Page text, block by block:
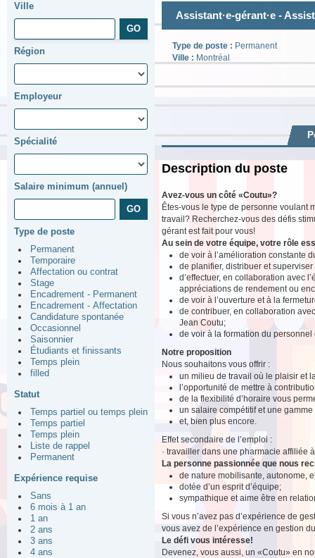
Ville
Région
Employeur
Spécialité
Salaire minimum (annuel)
Type de poste
Permanent
Temporaire
Affectation ou contrat
Stage
Encadrement - Permanent
Encadrement - Affectation
Candidature spontanée
Occasionnel
Saisonnier
Étudiants et finissants
Temps plein
filled
Statut
Temps partiel ou temps plein
Temps partiel
Temps plein
Liste de rappel
Permanent
Expérience requise
Sans
6 mois à 1 an
1 an
2 ans
3 ans
4 ans
Assistant·e-gérant·e -
Type de poste : Permanent
Ville : Montréal
Description du poste
Avez-vous un côté «Coutu»?
Êtes-vous le type de personne voulant
travail? Recherchez-vous des défis
gérant est fait pour vous!
Au sein de votre équipe, votre rôle
de voir à l’amélioration constante
de planifier, distribuer et
d’effectuer, en collaboration avec
appréciations de rendement ou
de voir à l’ouverture et à la
de contribuer, en collaboration
Jean Coutu;
de voir à la formation du
Notre proposition
Nous souhaitons vous offrir :
un milieu de travail où le plaisir et
l’opportunité de mettre à
de la flexibilité d’horaire vous
un salaire compétitif et une gamme
et, bien plus encore.
Effet secondaire de l’emploi :
· travailler dans une pharmacie affiliée
La personne passionnée que nous
de nature mobilisante, autonome,
dotée d’un esprit d’équipe;
sympathique et aime être en
Si vous n’avez pas d’expérience de
vous avez de l’expérience en gestion
Le défi vous intéresse!
Devenez, vous aussi, un «Coutu» en